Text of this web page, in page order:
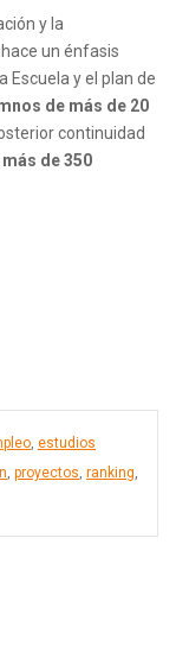
y la
un énfasis
Escuela y el plan de
de más de 20
continuidad
de 350
estudios
proyectos ranking